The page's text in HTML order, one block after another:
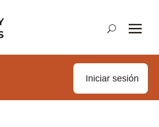
Iniciar sesión